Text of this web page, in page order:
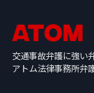
交通事故弁護に強い
アトム法律事務所弁